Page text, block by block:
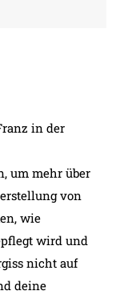
in der
um mehr über
von
wie
wird und
nicht auf
deine